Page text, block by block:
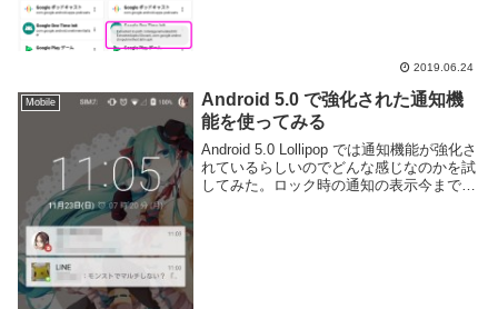
2019.06.24
Mobile
Android 5.0 で強化された通知機
能を使ってみる
Android 5.0 Lollipop では通知機能が強化さ
れているらしいのでどんな感じなのかを試
してみた。ロック時の通知の表示今までロ